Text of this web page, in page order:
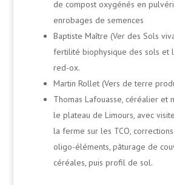
de compost oxygénés en
enrobages de semences
Baptiste Maître (Ver des Sols
fertilité biophysique des sols et
red-ox.
Martin Rollet (Vers de terre
Thomas Lafouasse, céréalier et
le plateau de Limours, avec
la ferme sur les TCO,
oligo-éléments, pâturage de
céréales, puis profil de sol.